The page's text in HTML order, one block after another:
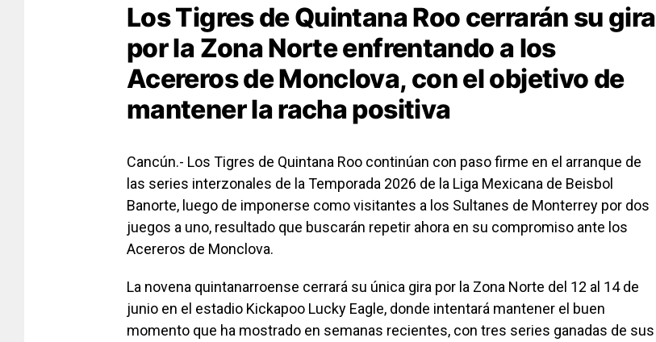
Los Tigres de Quintana Roo cerrarán su gira
por la Zona Norte enfrentando a los
Acereros de Monclova, con el objetivo de
mantener la racha positiva
Cancún.- Los Tigres de Quintana Roo continúan con paso firme en el arranque de
las series interzonales de la Temporada 2026 de la Liga Mexicana de Beisbol
Banorte, luego de imponerse como visitantes a los Sultanes de Monterrey por dos
juegos a uno, resultado que buscarán repetir ahora en su compromiso ante los
Acereros de Monclova.
La novena quintanarroense cerrará su única gira por la Zona Norte del 12 al 14 de
junio en el estadio Kickapoo Lucky Eagle, donde intentará mantener el buen
momento que ha mostrado en semanas recientes, con tres series ganadas de sus